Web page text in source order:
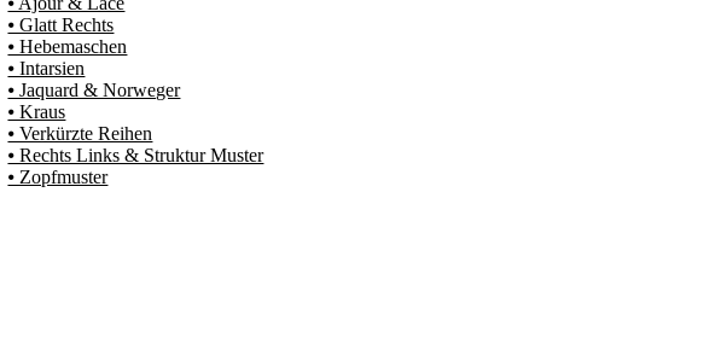
⦁ Glatt Rechts
⦁ Hebemaschen
⦁ Intarsien
⦁ Jaquard & Norweger
⦁ Kraus
⦁ Verkürzte Reihen
⦁ Rechts Links & Struktur Muster
⦁ Zopfmuster